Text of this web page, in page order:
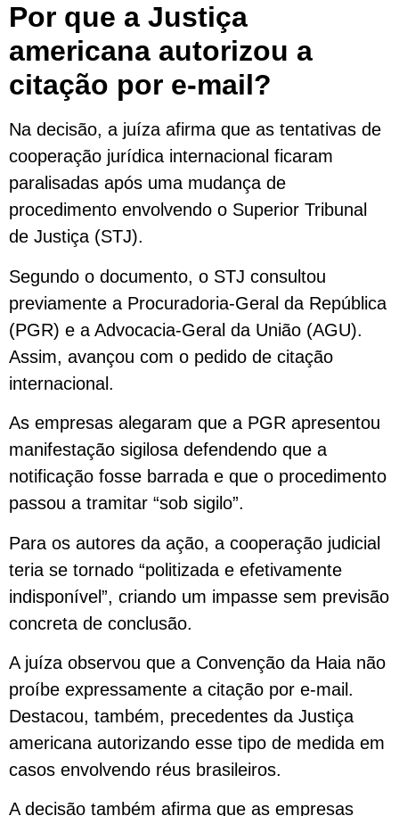
Por que a Justiça
americana autorizou a
citação por e-mail?
Na decisão, a juíza afirma que as tentativas de
cooperação jurídica internacional ficaram
paralisadas após uma mudança de
procedimento envolvendo o Superior Tribunal
de Justiça (STJ).
Segundo o documento, o STJ consultou
previamente a Procuradoria-Geral da República
(PGR) e a Advocacia-Geral da União (AGU).
Assim, avançou com o pedido de citação
internacional.
As empresas alegaram que a PGR apresentou
manifestação sigilosa defendendo que a
notificação fosse barrada e que o procedimento
passou a tramitar “sob sigilo”.
Para os autores da ação, a cooperação judicial
teria se tornado “politizada e efetivamente
indisponível”, criando um impasse sem previsão
concreta de conclusão.
A juíza observou que a Convenção da Haia não
proíbe expressamente a citação por e-mail.
Destacou, também, precedentes da Justiça
americana autorizando esse tipo de medida em
casos envolvendo réus brasileiros.
A decisão também afirma que as empresas